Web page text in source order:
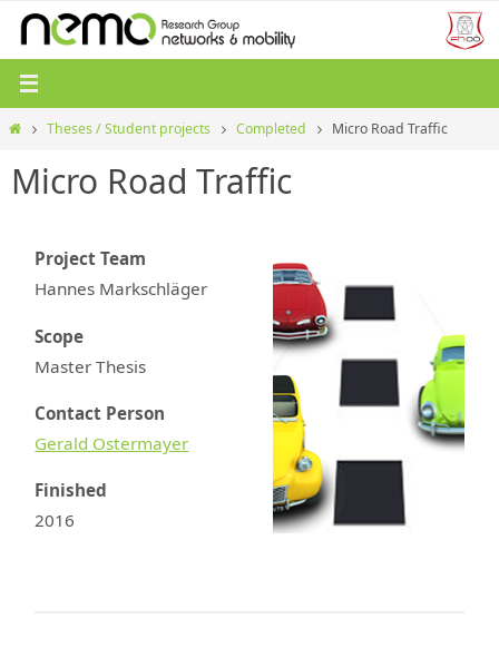
Zum
Inhalt
springen
StartTheses / Student projects Completed Micro Road Traffic
Micro Road Traffic
Project Team
Hannes Markschläger
Scope
Master Thesis
Contact Person
Gerald Ostermayer
Finished
2016